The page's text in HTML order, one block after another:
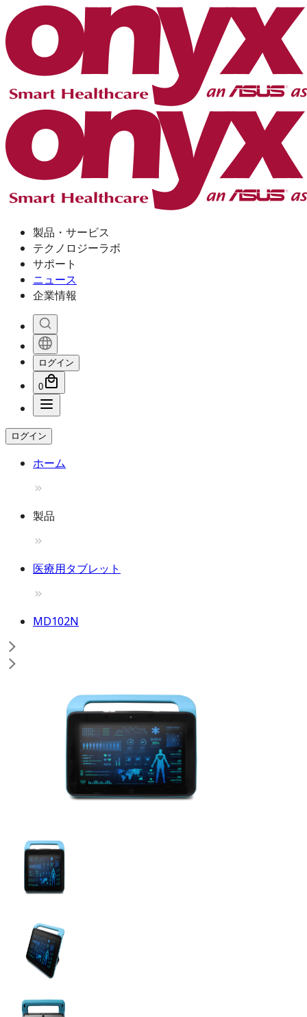
製品・サービス
テクノロジーラボ
サポート
ニュース
企業情報
ログイン
0
ログイン
ホーム
製品
医療用タブレット
MD102N